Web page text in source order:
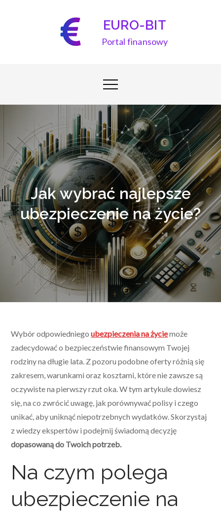
EURO-BIT
Portal finansowy
Jak wybrać najlepsze
ubezpieczenie na życie?
Wybór odpowiedniegoubezpieczenia na życiemoże
zadecydować o bezpieczeństwie finansowym Twojej
rodziny na długie lata. Z pozoru podobne oferty różnią się
zakresem, warunkami oraz kosztami, które nie zawsze są
oczywiste na pierwszy rzut oka. W tym artykule dowiesz
się, na co zwrócić uwagę, jak porównywać polisy i czego
unikać, aby uniknąć niepotrzebnych wydatków. Skorzystaj
z wiedzy ekspertów i podejmij świadomą decyzję
dopasowaną do Twoich potrzeb.
Na czym polega
ubezpieczenie na